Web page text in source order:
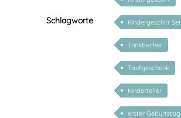
Schlagworte Kindergeschirr Set
Trinkbecher
Taufgeschenk
Kinderteller
erster Geburtstag